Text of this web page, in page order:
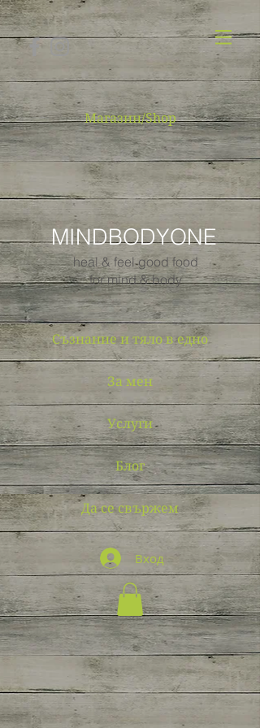
Магазин/Shop
MINDBODYONE
heal & feel good food
for mind & body
Съзнание и тяло в едно
За мен
Услуги
Блог
Да се свържем
Вход